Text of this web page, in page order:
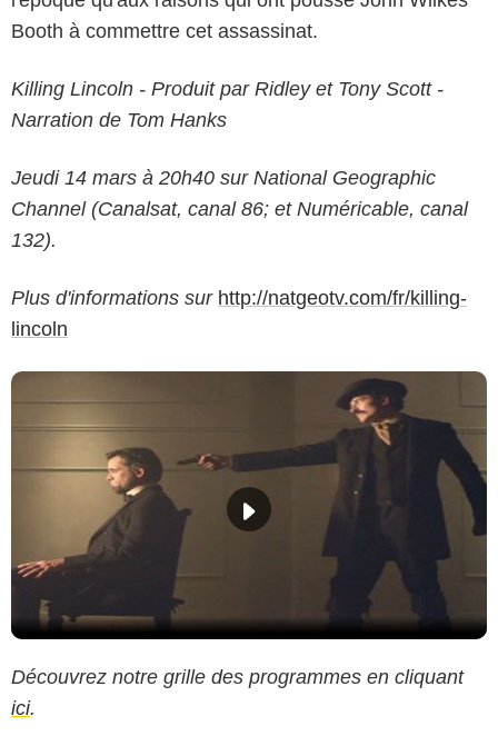
Booth à commettre cet assassinat.
Killing Lincoln - Produit par Ridley et Tony Scott -
Narration de Tom Hanks
Jeudi 14 mars à 20h40 sur National Geographic
Channel (Canalsat, canal 86; et Numéricable, canal
132).
Plus d'informations sur http://natgeotv.com/fr/killing-
lincoln
Découvrez notre grille des programmes en cliquant
ici.